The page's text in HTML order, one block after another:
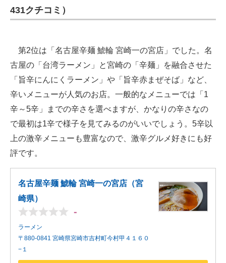
431クチコミ）
第2位は「名古屋辛麺 鯱輪 宮崎一の宮店」でした。名
古屋の「台湾ラーメン」と宮崎の「辛麺」を融合させた
「旨辛にんにくラーメン」や「旨辛赤まぜそば」など、
辛いメニューが人気のお店。一般的なメニューでは「1
辛～5辛」までの辛さを選べますが、かなりの辛さなの
で最初は1辛で様子を見てみるのがいいでしょう。5辛以
上の激辛メニューも豊富なので、激辛グルメ好きにも好
評です。
名古屋辛麺 鯱輪 宮崎一の宮店（宮
崎県）
-
ラーメン
〒880-0841 宮崎県宮崎市吉村町今村甲４１６０
−１